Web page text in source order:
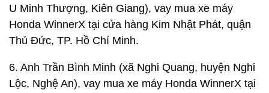
U Minh Thượng, Kiên Giang), vay mua xe máy
Honda WinnerX tại cửa hàng Kim Nhật Phát, quận
Thủ Đức, TP. Hồ Chí Minh.
6. Anh Trần Bình Minh (xã Nghi Quang, huyện Nghi
Lộc, Nghệ An), vay mua xe máy Honda WinnerX tại